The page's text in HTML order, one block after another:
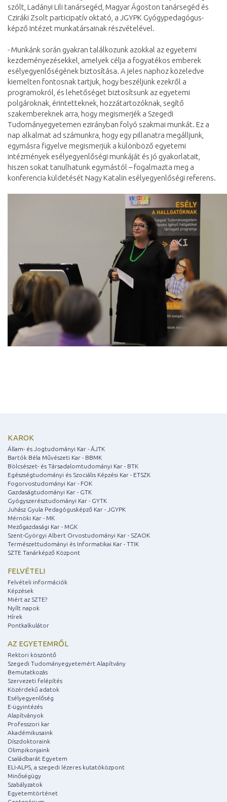
szólt, Ladányi Lili tanársegéd, Magyar Ágoston tanársegéd és
Cziráki Zsolt participatív oktató, a JGYPK Gyógypedagógus-
képző Intézet munkatársainak részvételével.
- Munkánk során gyakran találkozunk azokkal az egyetemi
kezdeményezésekkel, amelyek célja a fogyatékos emberek
esélyegyenlőségének biztosítása. A jeles naphoz közeledve
kiemelten fontosnak tartjuk, hogy beszéljünk ezekről a
programokról, és lehetőséget biztosítsunk az egyetemi
polgároknak, érintetteknek, hozzátartozóknak, segítő
szakembereknek arra, hogy megismerjék a Szegedi
Tudományegyetemen ezirányban folyó szakmai munkát. Ez a
nap alkalmat ad számunkra, hogy egy pillanatra megálljunk,
egymásra figyelve megismerjük a különböző egyetemi
intézmények esélyegyenlőségi munkáját és jó gyakorlatait,
hiszen sokat tanulhatunk egymástól – fogalmazta meg a
konferencia küldetését Nagy Katalin esélyegyenlőségi referens.
KAROK
Állam- és Jogtudományi Kar - ÁJTK
Bartók Béla Művészeti Kar - BBMK
Bölcsészet- és Társadalomtudományi Kar - BTK
Egészségtudományi és Szociális Képzési Kar - ETSZK
Fogorvostudományi Kar - FOK
Gazdaságtudományi Kar - GTK
Gyógyszerésztudományi Kar - GYTK
Juhász Gyula Pedagógusképző Kar - JGYPK
Mérnöki Kar - MK
Mezőgazdasági Kar - MGK
Szent-Györgyi Albert Orvostudományi Kar - SZAOK
Természettudományi és Informatikai Kar - TTIK
SZTE Tanárképző Központ
FELVÉTELI
Felvételi információk
Képzések
Miért az SZTE?
Nyílt napok
Hírek
Pontkalkulátor
AZ EGYETEMRŐL
Rektori köszöntő
Szegedi Tudományegyetemért Alapítvány
Bemutatkozás
Szervezeti felépítés
Közérdekű adatok
Esélyegyenlőség
E-ügyintézés
Alapítványok
Professzori kar
Akadémikusaink
Díszdoktoraink
Olimpikonjaink
Családbarát Egyetem
ELI-ALPS, a szegedi lézeres kutatóközpont
Minőségügy
Szabályzatok
Egyetemtörténet